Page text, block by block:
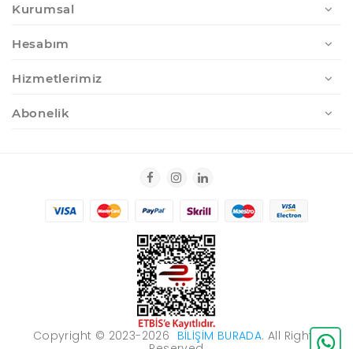
Kurumsal
Hesabım
Hizmetlerimiz
Abonelik
Copyright © 2023-2026 BILIŞIM BURADA. All Rights